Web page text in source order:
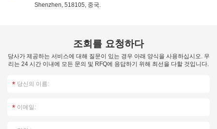
Shenzhen, 518105, 중국.
조회를 요청하다
당사가 제공하는 서비스에 대해 질문이 있는 경우 아래 양식을 사용하십시오. 우
리는 24 시간 이내에 모든 문의 및 RFQ에 응답하기 위해 최선을 다할 것입니다.